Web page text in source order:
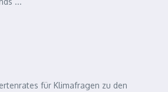
für Klimafragen zu den